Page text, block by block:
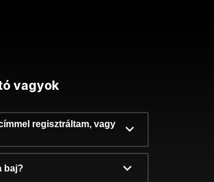
vagyok
regisztráltam, vagy
baj?